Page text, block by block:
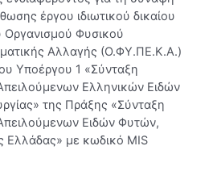
έργου ιδιωτικού δικαίου
Οργανισμού Φυσικού
Αλλαγής (Ο.ΦΥ.ΠΕ.Κ.Α.)
Υποέργου 1 «Σύνταξη
Ελληνικών Ειδών
της Πράξης «Σύνταξη
Ειδών Φυτών,
με κωδικό MIS